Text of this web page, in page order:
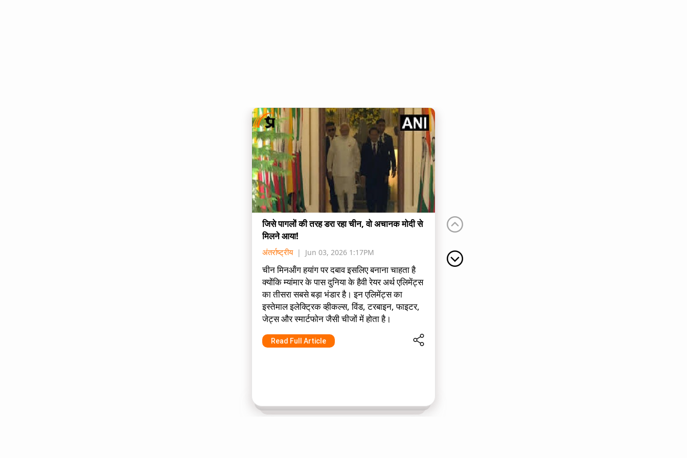
जिसे पागलों की तरह डरा रहा चीन, वो अचानक मोदी से
मिलने आया!
अंतर्राष्ट्रीय Jun 03, 2026 1:17PM
चीन मिनऑंग हयांग पर दबाव इसलिए बनाना चाहता है
क्योंकि म्यांमार के पास दुनिया के हैवी रेयर अर्थ एलिमेंट्स
का तीसरा सबसे बड़ा भंडार है। इन एलिमेंट्स का
इस्तेमाल इलेक्ट्रिक व्हीकल्स, विंड, टरबाइन, फाइटर,
जेट्स और स्मार्टफोन जैसी चीजों में होता है।
Read Full Article